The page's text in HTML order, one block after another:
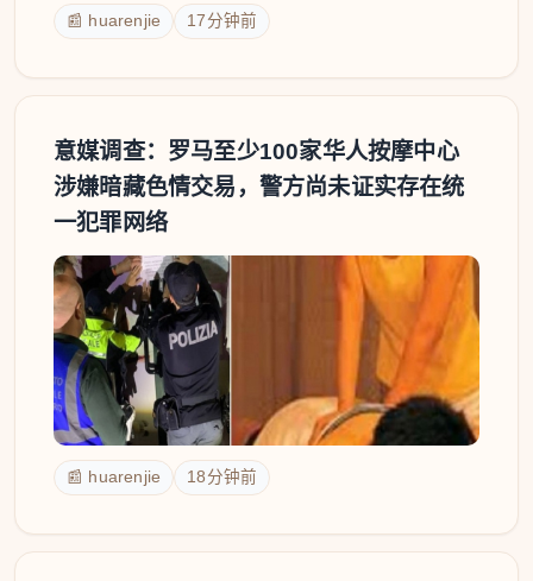
📰 huarenjie 17分钟前
意媒调查：罗马至少100家华人按摩中心
涉嫌暗藏色情交易，警方尚未证实存在统
一犯罪网络
📰 huarenjie 18分钟前